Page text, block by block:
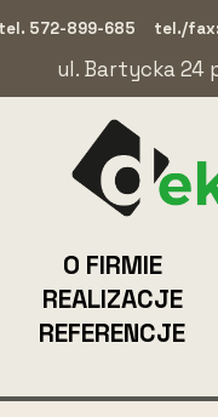
REALIZACJE
REFERENCJE
O FIRMIE
ul. Bartycka 24
tel./fax:
572-899-685